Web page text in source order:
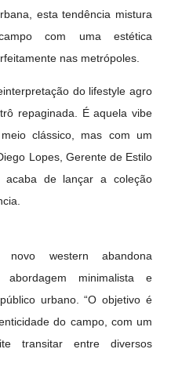
esta tendência mistura
com uma estética
nas metrópoles.
do lifestyle agro
repaginada. É aquela vibe
clássico, mas com um
Lopes, Gerente de Estilo
acaba de lançar a coleção
western abandona
minimalista e
urbano. “O objetivo é
do campo, com um
transitar entre diversos